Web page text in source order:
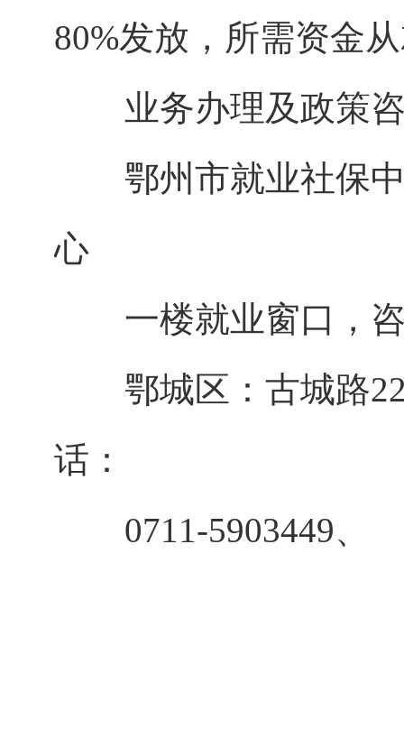
80%发放，所需资金
业务办理及政策
鄂州市就业社保中
心
一楼就业窗口，咨
鄂城区：古城路22
话：
0711-5903449、